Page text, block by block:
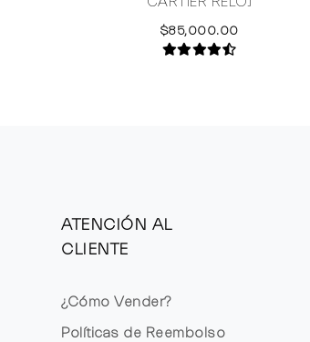
$85,000.00
ATENCIÓN AL
CLIENTE
¿Cómo Vender?
Políticas de Reembolso